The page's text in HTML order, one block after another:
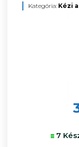
Kategória: Kézi
7